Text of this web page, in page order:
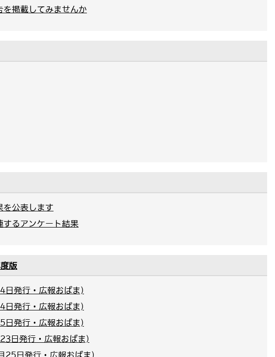
を掲載してみませんか
を公表します
するアンケート結果
版
日発行・広報おばま)
日発行・広報おばま)
日発行・広報おばま)
日発行・広報おばま)
25日発行・広報おばま)